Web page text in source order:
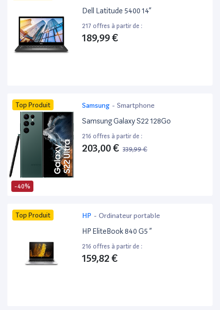
Dell Latitude 5400 14”
217 offres à partir de :
189,99 €
-40%
Top Produit Samsung - Smartphone
Samsung Galaxy S22 128Go
216 offres à partir de :
203,00 € 339,99 €
Top Produit HP - Ordinateur portable
HP EliteBook 840 G5 ”
216 offres à partir de :
159,82 €